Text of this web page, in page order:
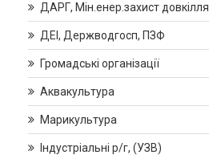
ДАРГ, Мін.енер.захист довкілля
ДЕІ, Держводгосп, ПЗФ
Громадські організації
Аквакультура
Марикультура
Індустріальні р/г, (УЗВ)